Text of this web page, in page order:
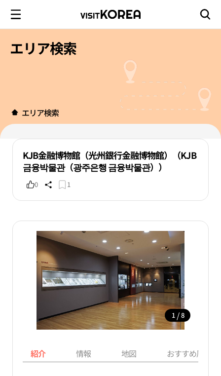
エリア検索
エリア検索
KJB金融博物館（光州銀行金融博物館）（KJB
금융박물관（광주은행 금융박물관））
0 1
1 / 8
紹介 情報 地図 おすすめ周辺